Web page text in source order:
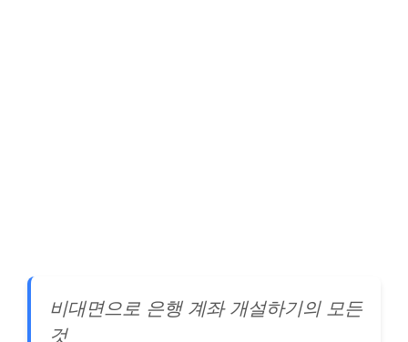
비대면으로 은행 계좌 개설하기의 모든
것